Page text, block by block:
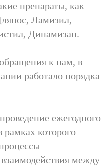
препараты, как
Ламизил,
Динамизан.
к нам, в
работало порядка
ежегодного
которого
между